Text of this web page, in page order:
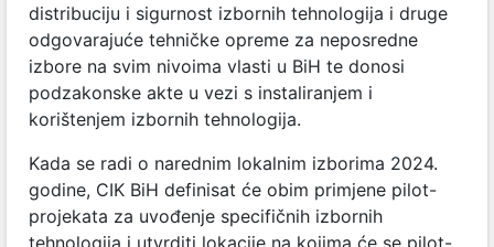
distribuciju i sigurnost izbornih tehnologija i druge
odgovarajuće tehničke opreme za neposredne
izbore na svim nivoima vlasti u BiH te donosi
podzakonske akte u vezi s instaliranjem i
korištenjem izbornih tehnologija.
Kada se radi o narednim lokalnim izborima 2024.
godine, CIK BiH definisat će obim primjene pilot-
projekata za uvođenje specifičnih izbornih
tehnologija i utvrditi lokacije na kojima će se pilot-